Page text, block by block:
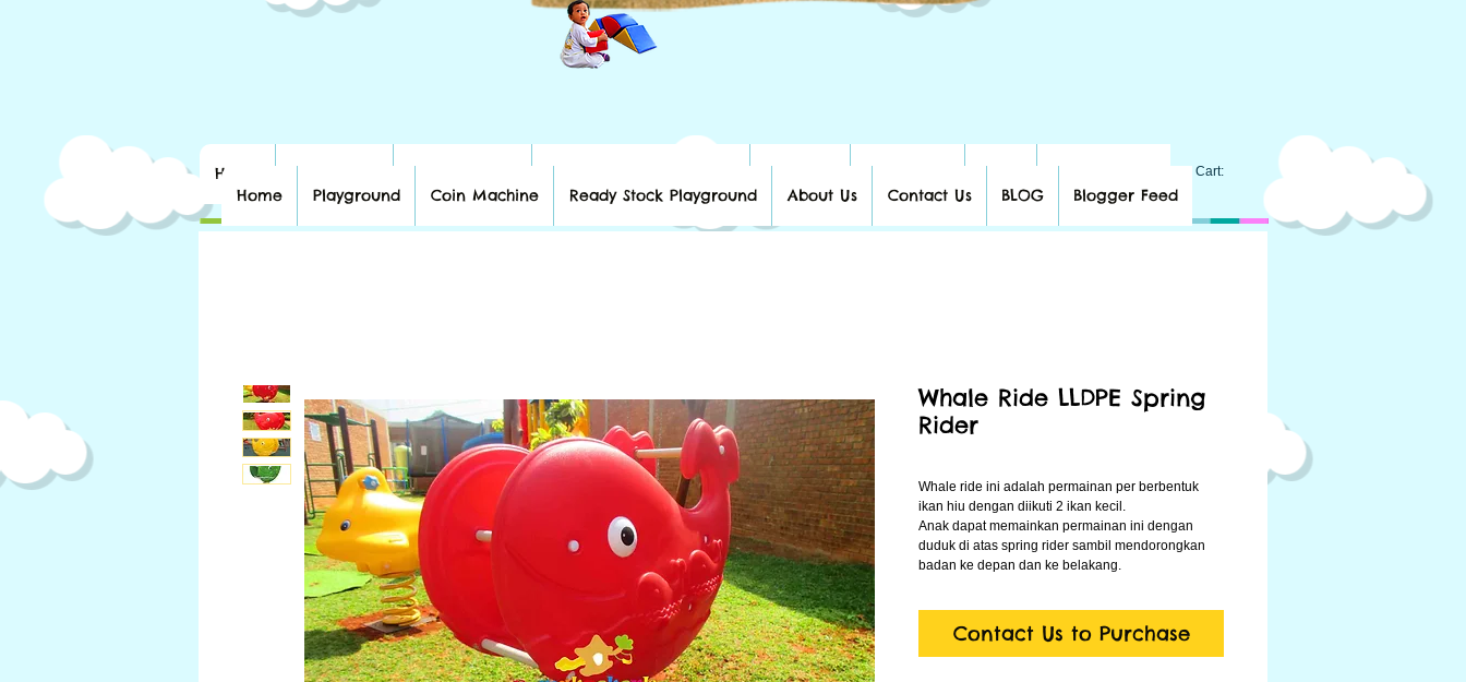
Home Cart:
Home Playground Coin Machine Ready Stock Playground About Us Contact Us BLOG Blogger Feed
Whale Ride LLDPE Spring
Rider
Whale ride ini adalah permainan per berbentuk
ikan hiu dengan diikuti 2 ikan kecil.
Anak dapat memainkan permainan ini dengan
duduk di atas spring rider sambil mendorongkan
badan ke depan dan ke belakang.
Contact Us to Purchase